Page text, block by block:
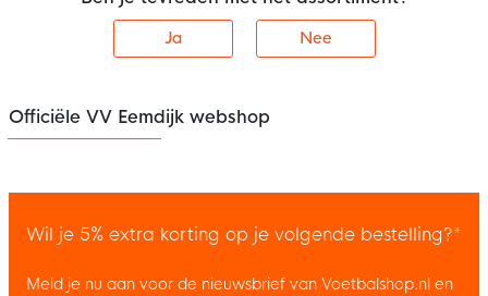
Ja Nee
Officiële VV Eemdijk webshop
Wil je 5% extra korting op je volgende bestelling?*
Meld je nu aan voor de nieuwsbrief van Voetbalshop.nl en